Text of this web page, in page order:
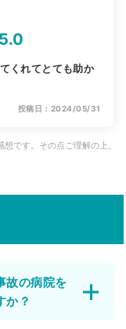
5.0
くれてとても助か
投稿日：2024/05/31
です。その点ご理解の上、
故の病院を
か？